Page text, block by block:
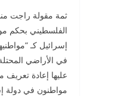
ثمة مقولة راجت
الفلسطيني بحكم
إسرائيل كـ
عليها إعادة تعريف
مواطنون في دولة